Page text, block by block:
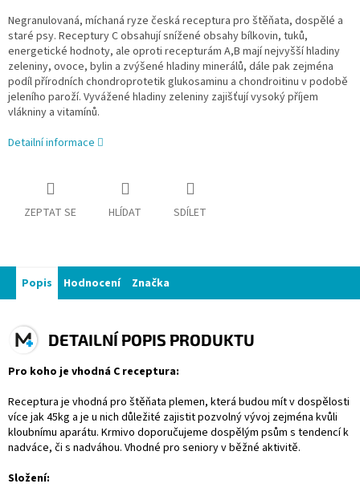
Negranulovaná, míchaná ryze česká receptura pro štěňata, dospělé a
staré psy. Receptury C obsahují snížené obsahy bílkovin, tuků,
energetické hodnoty, ale oproti recepturám A,B mají nejvyšší hladiny
zeleniny, ovoce, bylin a zvýšené hladiny minerálů, dále pak zejména
podíl přírodních chondroprotetik glukosaminu a chondroitinu v podobě
jeleního paroží. Vyvážené hladiny zeleniny zajišťují vysoký příjem
vlákniny a vitamínů.
Detailní informace
ZEPTAT SE HLÍDAT SDÍLET
Popis Hodnocení Značka
DETAILNÍ POPIS PRODUKTU
Pro koho je vhodná C receptura:
Receptura je vhodná pro štěňata plemen, která budou mít v dospělosti
více jak 45kg a je u nich důležité zajistit pozvolný vývoj zejména kvůli
kloubnímu aparátu. Krmivo doporučujeme dospělým psům s tendencí k
nadváce, či s nadváhou. Vhodné pro seniory v běžné aktivitě.
Složení: